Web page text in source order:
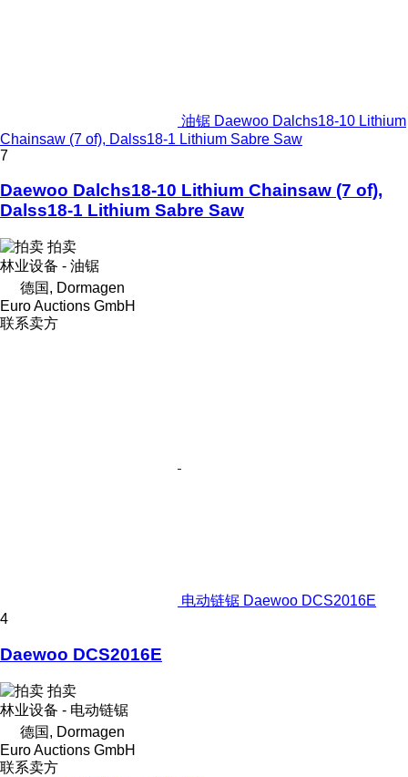
油锯 Daewoo Dalchs18-10 Lithium
Chainsaw (7 of), Dalss18-1 Lithium Sabre Saw
7
Daewoo Dalchs18-10 Lithium Chainsaw (7 of),
Dalss18-1 Lithium Sabre Saw
拍卖
林业设备 - 油锯
德国, Dormagen
Euro Auctions GmbH
联系卖方
电动链锯 Daewoo DCS2016E
4
Daewoo DCS2016E
拍卖
林业设备 - 电动链锯
德国, Dormagen
Euro Auctions GmbH
联系卖方